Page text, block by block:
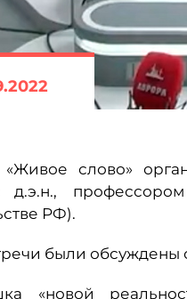
слово»
д.э.н.,
РФ).
были
«новой